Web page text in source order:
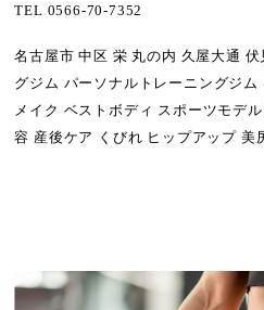
TEL 0566-70-7352
名古屋市 中区 栄 丸の内 久屋大通
グジム パーソナルトレーニングジ
メイク ベストボディ スポーツモデ
容 産後ケア くびれ ヒップアップ 美